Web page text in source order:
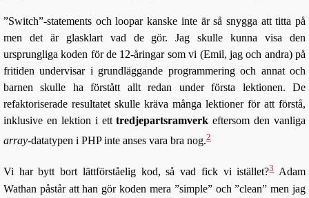
”Switch”-statements och loopar kanske inte är så snygga att titta på
men det är glasklart vad de gör. Jag skulle kunna visa den
ursprungliga koden för de 12-åringar som vi (Emil, jag och andra) på
fritiden undervisar i grundläggande programmering och annat och
barnen skulle ha förstått allt redan under första lektionen. De
refaktoriserade resultatet skulle kräva många lektioner för att förstå,
inklusive en lektion i etttredjepartsramverk eftersom den vanliga
array-datatypen i PHP inte anses vara bra nog.2
Vi har bytt bort lättförståelig kod, så vad fick vi istället?3Adam
Wathan påstår att han gör koden mera ”simple” och ”clean” men jag